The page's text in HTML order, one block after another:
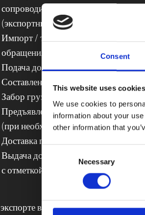
Consent
This website uses cookies
We use cookies to
information about your
other information that
Necessary
сопроводительный документ
(экспортный
Импорт / таможенное оформление
обращения товаров;
Подача документов на выдачу
Составление контрольной
Забор груза
Предъявление товаров для
(при необходимости)
Доставка груза получателю
Выдача документа,
с отметкой о вывозе товара
в Россию или импорте в